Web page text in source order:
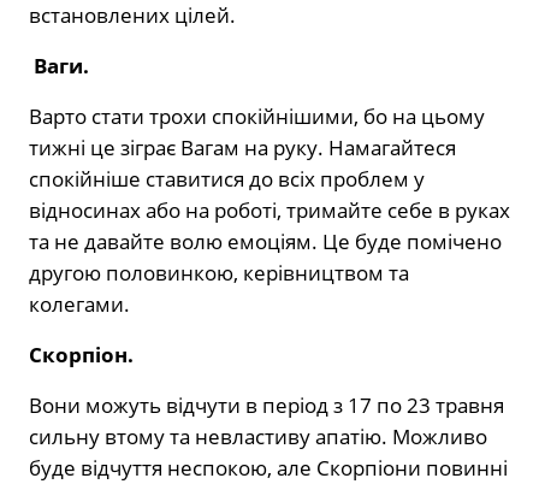
встановлених цілей.
Ваги.
Варто стати трохи спокійнішими, бо на цьому
тижні це зіграє Вагам на руку. Намагайтеся
спокійніше ставитися до всіх проблем у
відносинах або на роботі, тримайте себе в руках
та не давайте волю емоціям. Це буде помічено
другою половинкою, керівництвом та
колегами.
Скорпіон.
Вони можуть відчути в період з 17 по 23 травня
сильну втому та невластиву апатію. Можливо
буде відчуття неспокою, але Скорпіони повинні